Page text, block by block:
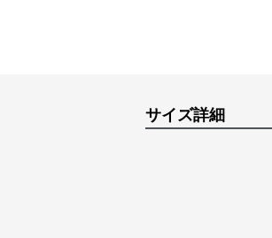
サイズ詳細